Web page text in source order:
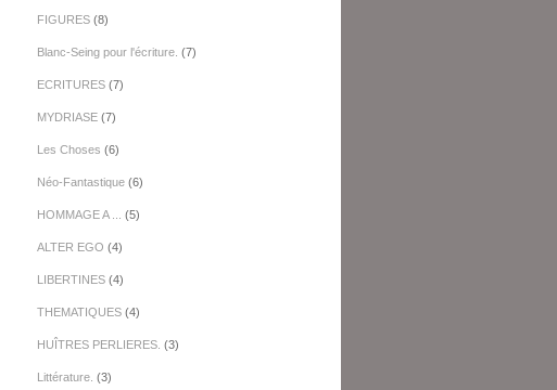
FIGURES(8)
Blanc-Seing pour l'écriture. (7)
ECRITURES(7)
MYDRIASE(7)
Les Choses (6)
Néo-Fantastique(6)
HOMMAGE A ... (5)
ALTER EGO (4)
LIBERTINES(4)
THEMATIQUES(4)
HUÎTRES PERLIERES. (3)
Littérature. (3)